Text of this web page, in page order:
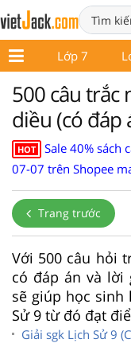
6 Lớp 7
500 câu trắc
diều (có đáp
HOT
Sale 40% sách
07-07 trên Shopee
Trang trước
Với 500 câu hỏi
có đáp án và lời
sẽ giúp học sinh
Sử 9 từ đó đạt
Giải sgk Lịch Sử 9